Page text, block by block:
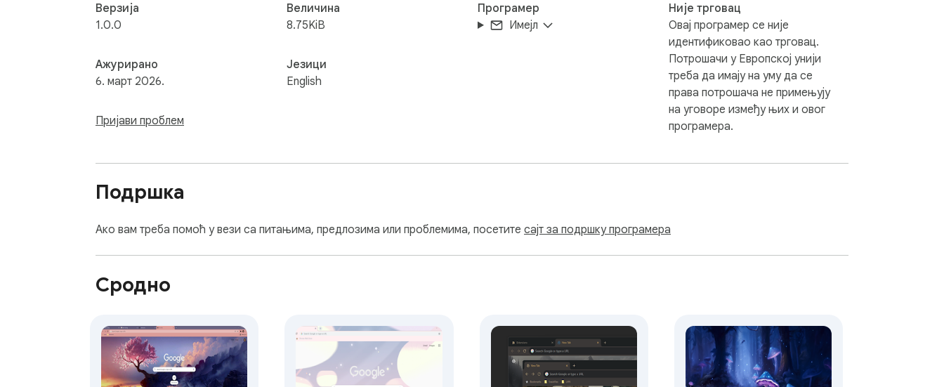
Верзија
1.0.0
Ажурирано
6. март 2026.
Пријави проблем
Величина
8.75KiB
Језици
English
Програмер
Имејл
Није трговац
Овај програмер се није
идентификовао као трговац.
Потрошачи у Европској унији
треба да имају на уму да се
права потрошача не примењују
на уговоре између њих и овог
програмера.
Подршка
Ако вам треба помоћ у вези са питањима, предлозима или проблемима, посетите сајт за подршку програмера
Сродно